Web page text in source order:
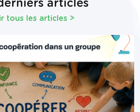
articles
tous les articles >